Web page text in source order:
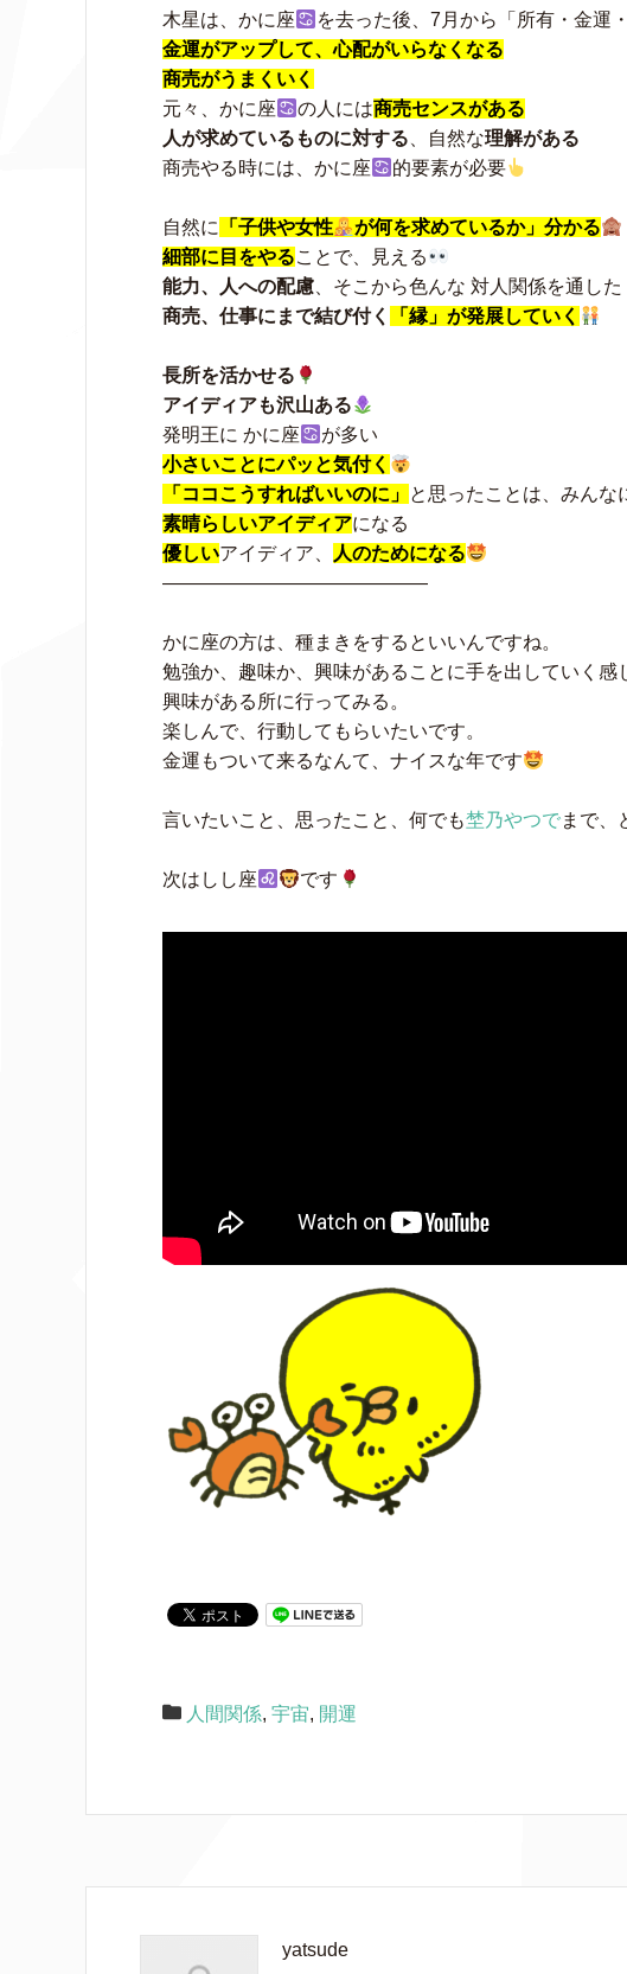
木星は、かに座
を去った後、7月から「所有・金運
金運がアップして、心配がいらなくなる
商売がうまくいく
元々、かに座
の人には商売センスがある
人が求めているものに対する 、自然な理解がある
商売やる時には、かに座
的要素が必要
自然に 「子供や女性
が何を求めているか」分かる
細部に目をやることで、見える
能力、人への配慮 、そこから色んな 対人関係を通した
商売、仕事にまで結び付く
「縁」が発展していく
長所を活かせる
アイディアも沢山ある
発明王に かに座
が多い
小さいことにパッと気付く
「ココこうすればいいのに」 と思ったことは、みんな
素晴らしいアイディアになる
優しいアイディア、
人のためになる
——————————————
かに座の方は、種まきをするといいんですね。
勉強か、趣味か、興味があることに手を出していく感
興味がある所に行ってみる。
楽しんで、行動してもらいたいです。
金運もついて来るなんて、ナイスな年です
言いたいこと、思ったこと、何でも埜乃やつでまで、
次はしし座 です
人間関係, 宇宙, 開運
yatsude